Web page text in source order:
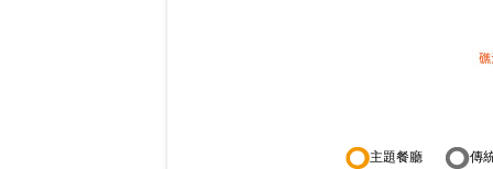
主題餐廳 傳